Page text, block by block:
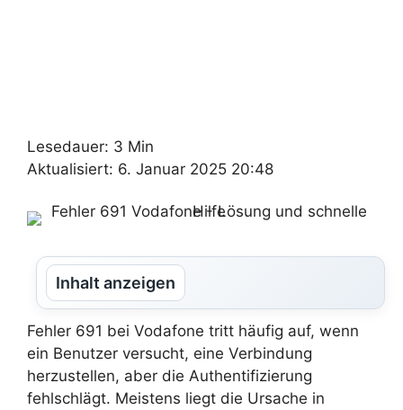
Lesedauer: 3 Min
Aktualisiert: 6. Januar 2025 20:48
Inhalt anzeigen
Fehler 691 bei Vodafone tritt häufig auf, wenn
ein Benutzer versucht, eine Verbindung
herzustellen, aber die Authentifizierung
fehlschlägt. Meistens liegt die Ursache in